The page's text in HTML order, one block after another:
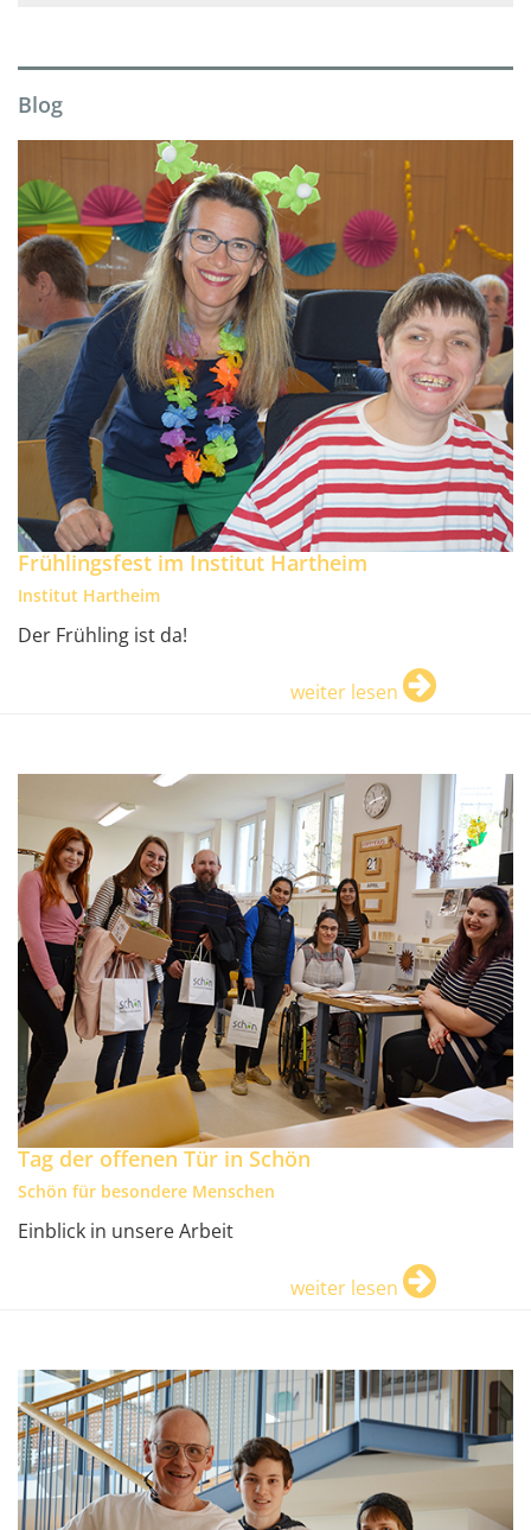
Blog
Frühlingsfest im Institut Hartheim
Institut Hartheim
Der Frühling ist da!
weiter lesen
Tag der offenen Tür in Schön
Schön für besondere Menschen
Einblick in unsere Arbeit
weiter lesen